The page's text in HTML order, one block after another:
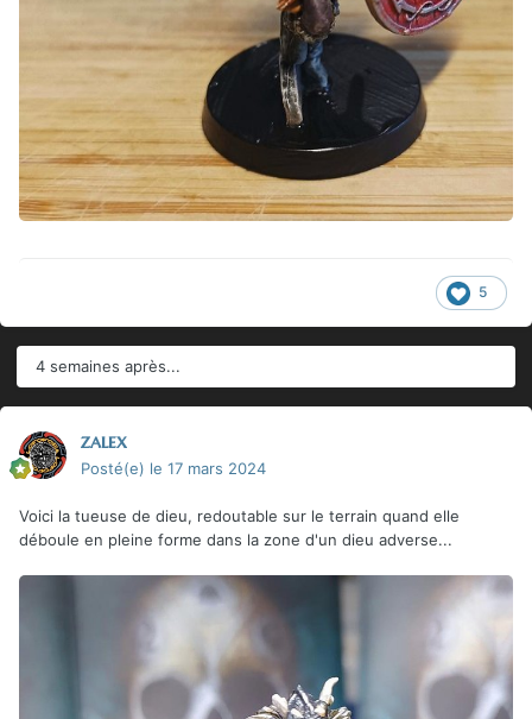
5
4 semaines après...
zalex
Posté(e) le 17 mars 2024
Voici la tueuse de dieu, redoutable sur le terrain quand elle
déboule en pleine forme dans la zone d'un dieu adverse...